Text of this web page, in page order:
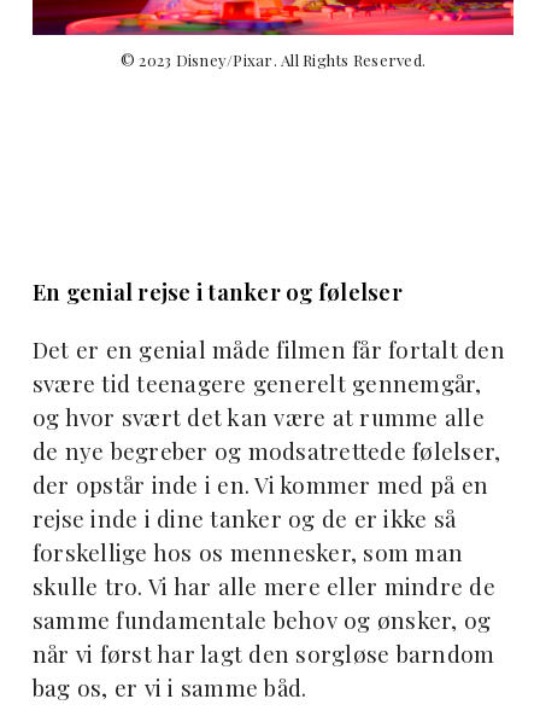
© 2023 Disney/Pixar. All Rights Reserved.
En genial rejse i tanker og følelser
Det er en genial måde filmen får fortalt den
svære tid teenagere generelt gennemgår,
og hvor svært det kan være at rumme alle
de nye begreber og modsatrettede følelser,
der opstår inde i en. Vi kommer med på en
rejse inde i dine tanker og de er ikke så
forskellige hos os mennesker, som man
skulle tro. Vi har alle mere eller mindre de
samme fundamentale behov og ønsker, og
når vi først har lagt den sorgløse barndom
bag os, er vi i samme båd.